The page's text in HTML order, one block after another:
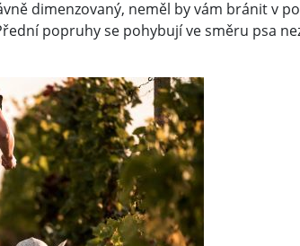
dimenzovaný, neměl by vám bránit v
popruhy se pohybují ve směru psa